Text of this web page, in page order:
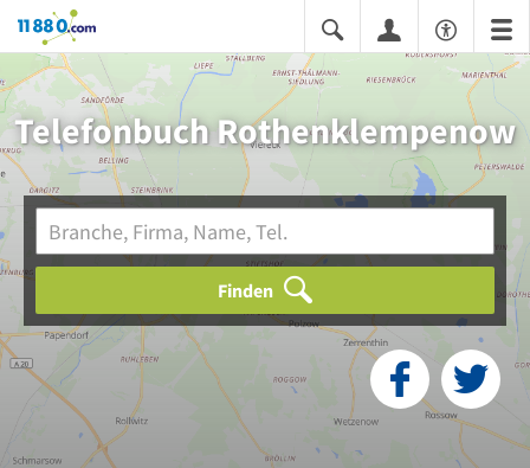
11880.com
Telefonbuch Rothenklempenow
Finden